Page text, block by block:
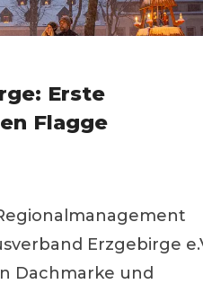
Erste
Flagge
Erzgebirge
Dachmarke und